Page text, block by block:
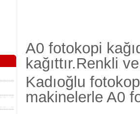
A0 fotokopi
kağıttır.Renkli
Kadıoğlu
makinelerle A0